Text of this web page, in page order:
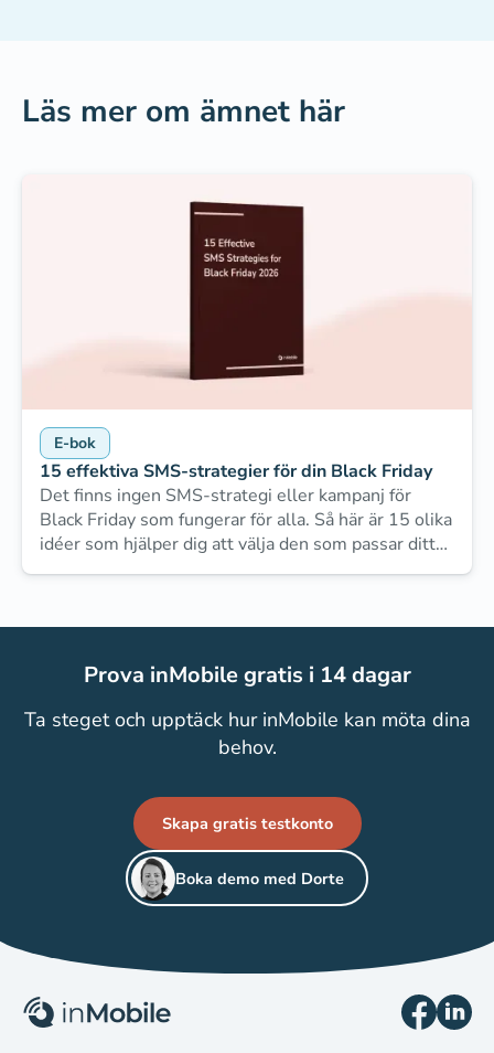
Läs mer om ämnet här
E-bok
15 effektiva SMS-strategier för din Black Friday
Det finns ingen SMS-strategi eller kampanj för
Black Friday som fungerar för alla. Så här är 15 olika
idéer som hjälper dig att välja den som passar ditt
företag bäst.
Prova inMobile gratis i 14 dagar
Ta steget och upptäck hur inMobile kan möta dina
behov.
Skapa gratis testkonto
Boka demo med Dorte